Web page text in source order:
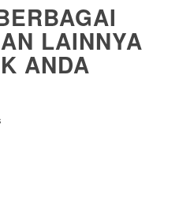
LAINNYA
ANDA